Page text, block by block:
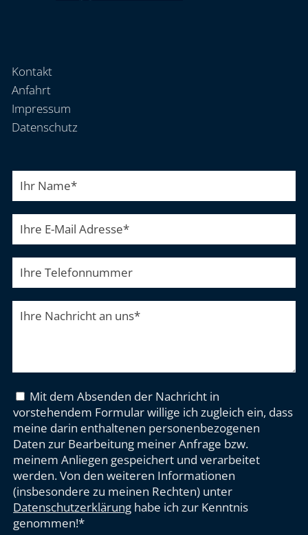
Kontakt
Anfahrt
Impressum
Datenschutz
Ihr Name*
Ihre E-Mail Adresse*
Ihre Telefonnummer
Ihre Nachricht an uns*
Mit dem Absenden der Nachricht in
vorstehendem Formular willige ich zugleich ein, dass
meine darin enthaltenen personenbezogenen
Daten zur Bearbeitung meiner Anfrage bzw.
meinem Anliegen gespeichert und verarbeitet
werden. Von den weiteren Informationen
(insbesondere zu meinen Rechten) unter
Datenschutzerklärung habe ich zur Kenntnis
genommen!*